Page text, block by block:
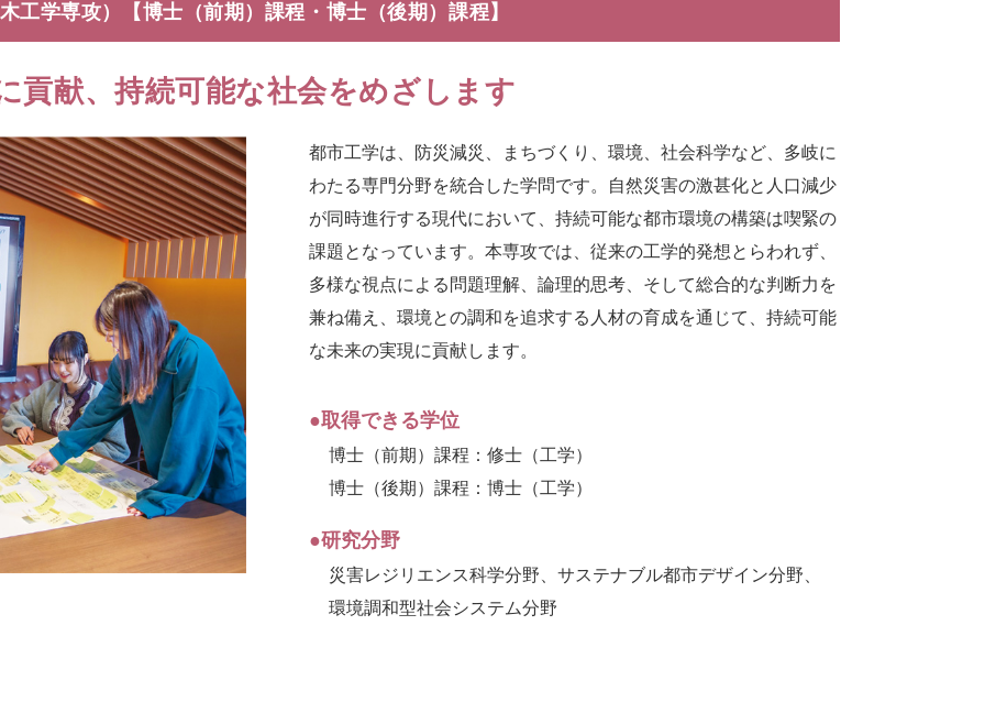
工学専攻） 【博士（前期）課程・博士（後期）課程】
貢献、持続可能な社会をめざします
都市工学は、防災減災、まちづくり、環境、社会科学など、多岐に
わたる専門分野を統合した学問です。自然災害の激甚化と人口減少
が同時進行する現代において、持続可能な都市環境の構築は喫緊の
課題となっています。本専攻では、従来の工学的発想とらわれず、
多様な視点による問題理解、論理的思考、そして総合的な判断力を
兼ね備え、環境との調和を追求する人材の育成を通じて、持続可能
な未来の実現に貢献します。
●取得できる学位
博士（前期）課程：修士（工学）
博士（後期）課程：博士（工学）
●研究分野
災害レジリエンス科学分野、サステナブル都市デザイン分野、
環境調和型社会システム分野